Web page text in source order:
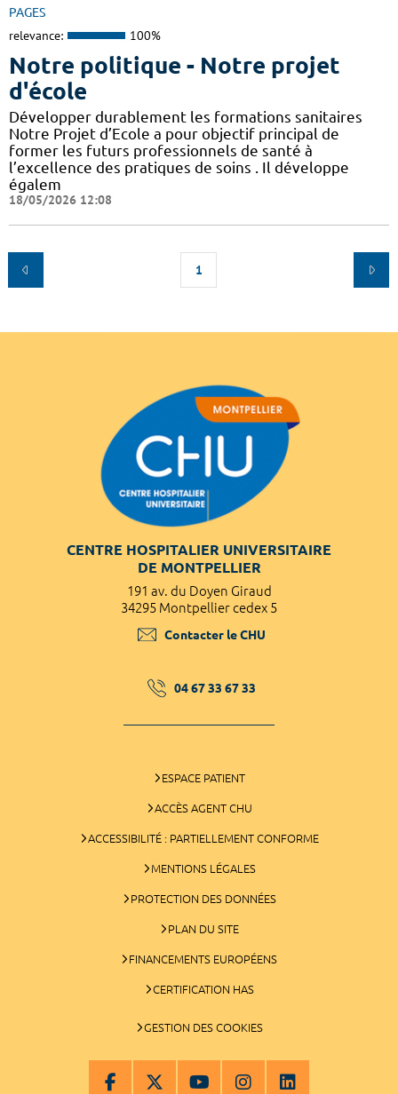
PAGES
relevance: 100%
Notre politique - Notre projet
d'école
Développer durablement les formations sanitaires
Notre Projet d’Ecole a pour objectif principal de
former les futurs professionnels de santé à
l’excellence des pratiques de soins . Il développe
égalem
18/05/2026 12:08
1
CENTRE HOSPITALIER UNIVERSITAIRE
DE MONTPELLIER
191 av. du Doyen Giraud
34295 Montpellier cedex 5
Contacter le CHU
04 67 33 67 33
ESPACE PATIENT
ACCÈS AGENT CHU
ACCESSIBILITÉ : PARTIELLEMENT CONFORME
MENTIONS LÉGALES
PROTECTION DES DONNÉES
PLAN DU SITE
FINANCEMENTS EUROPÉENS
CERTIFICATION HAS
GESTION DES COOKIES